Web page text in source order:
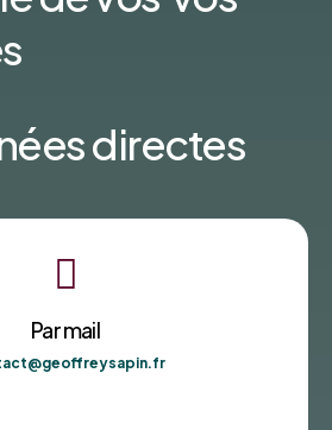
directes

Par mail